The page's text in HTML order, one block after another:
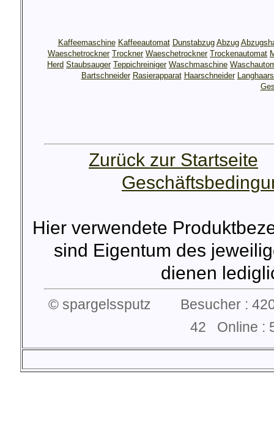
Kaffeemaschine Kaffeeautomat Dunstabzug Abzug
Waeschetrockner Trockner Waeschetrockner Trockenautomat
Herd Staubsauger Teppichreiniger Waschmaschine
Bartschneider Rasierapparat Haarschneider
Zurück zur Startseite
Hier verwendete
sind Eigentum des
dienen
© spargelssputz Besucher :
42 Online